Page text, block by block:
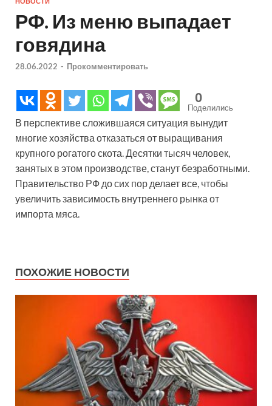
РФ. Из меню выпадает
говядина
28.06.2022 - Прокомментировать
0
Поделились
В перспективе сложившаяся ситуация вынудит
многие хозяйства отказаться от выращивания
крупного рогатого скота. Десятки тысяч человек,
занятых в этом производстве, станут безработными.
Правительство РФ до сих пор делает все, чтобы
увеличить зависимость внутреннего рынка от
импорта мяса.
ПОХОЖИЕ НОВОСТИ